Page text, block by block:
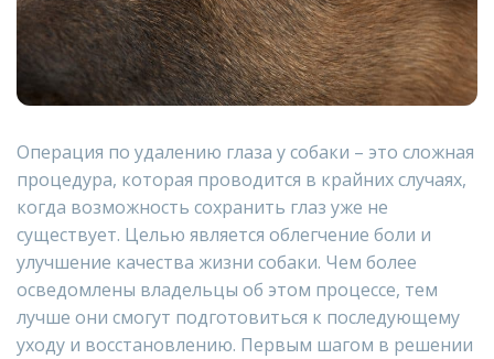
Операция по удалению глаза у собаки – это сложная
процедура, которая проводится в крайних случаях,
когда возможность сохранить глаз уже не
существует. Целью является облегчение боли и
улучшение качества жизни собаки. Чем более
осведомлены владельцы об этом процессе, тем
лучше они смогут подготовиться к последующему
уходу и восстановлению. Первым шагом в решении